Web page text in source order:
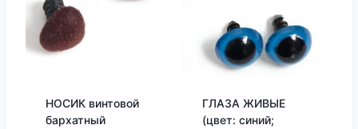
НОСИК винтовой
бархатный
ГЛАЗА ЖИВЫЕ
(цвет: синий;